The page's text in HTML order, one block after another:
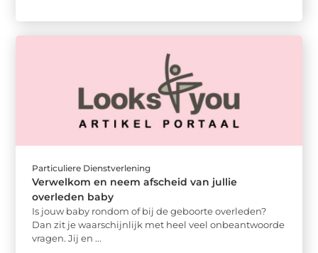
Particuliere Dienstverlening
Verwelkom en neem afscheid van jullie
overleden baby
Is jouw baby rondom of bij de geboorte overleden?
Dan zit je waarschijnlijk met heel veel onbeantwoorde
vragen. Jij en ...